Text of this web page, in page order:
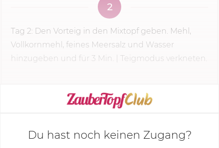
2
Tag 2: Den Vorteig in den Mixtopf geben. Mehl,
Vollkornmehl, feines Meersalz und Wasser
hinzugeben und für 3 Min. | Teigmodus verkneten.
KOCHMODUS STARTEN
Du hast noch keinen Zugang?